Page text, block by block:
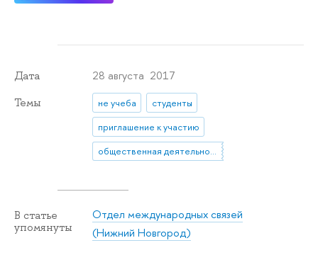
Дата 28 августа 2017
Темы не учеба
студенты
приглашение к участию
общественная деятельность
В статье
упомянуты
Отдел международных связей
(Нижний Новгород)